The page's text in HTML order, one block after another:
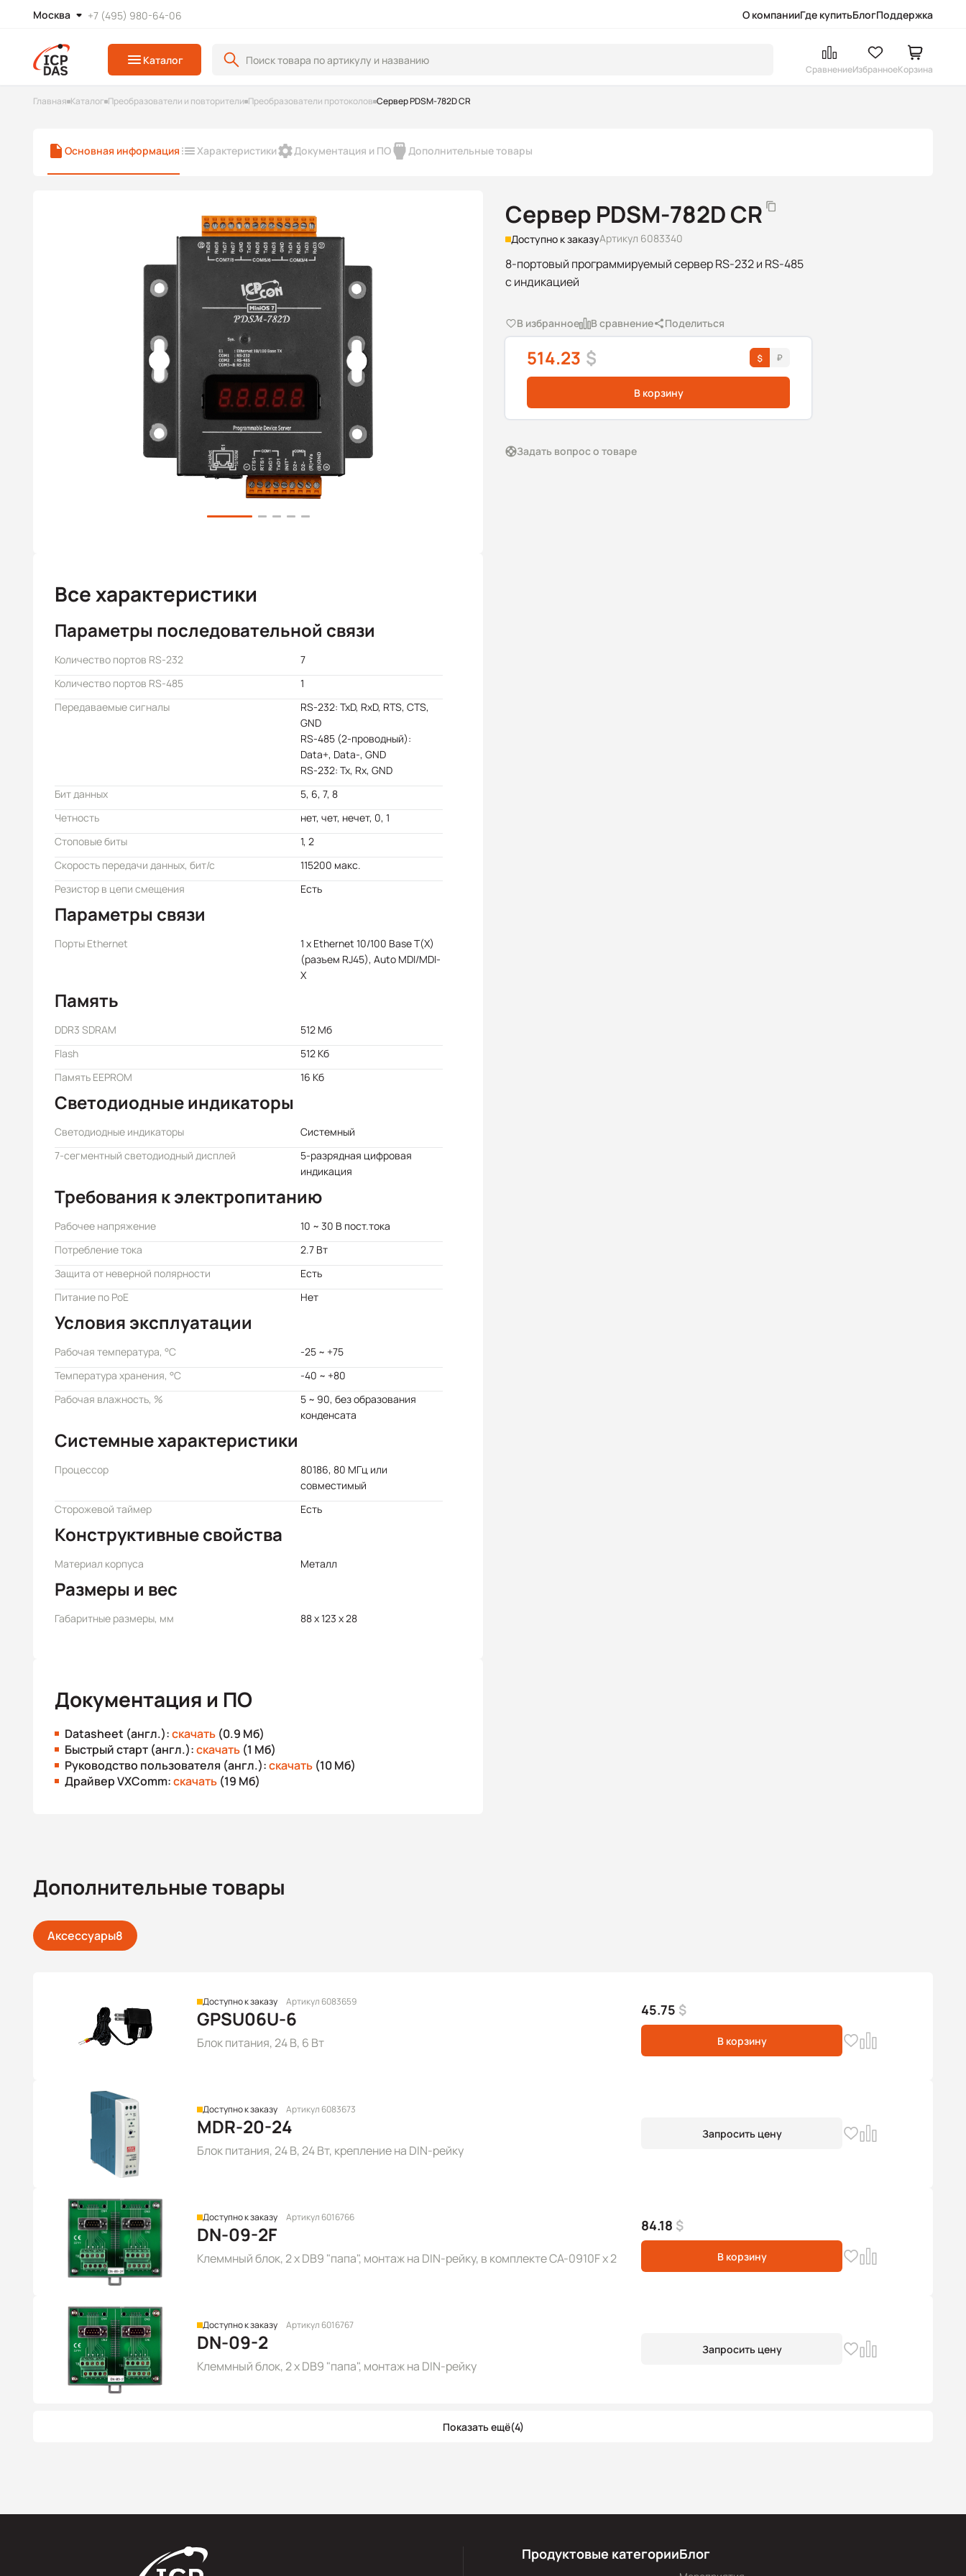
Москва +7 (495) 980-64-06 О компанииГде купитьБлогПоддержка
Каталог
СравнениеИзбранноеКорзина
Главная Каталог Преобразователи и повторители Преобразователи протоколов Сервер PDSM-782D CR
Основная информация Характеристики Документация и ПО Дополнительные товары
Сервер PDSM-782D CR
Доступно к заказуАртикул 6083340
8-портовый программируемый сервер RS-232 и RS-485
с индикацией
В избранное В сравнение Поделиться
514.23 $
В корзину
Задать вопрос о товаре
Все характеристики
Параметры последовательной связи
Количество портов RS-232
7
Количество портов RS-485
1
Передаваемые сигналы
RS-232: TxD, RxD, RTS, CTS,
GND
RS-485 (2-проводный):
Data+, Data-, GND
RS-232: Tx, Rx, GND
Бит данных
5, 6, 7, 8
Четность
нет, чет, нечет, 0, 1
Стоповые биты
1, 2
Скорость передачи данных, бит/с
115200 макс.
Резистор в цепи смещения
Есть
Параметры связи
Порты Ethernet
1 x Ethernet 10/100 Base T(X)
(разъем RJ45), Auto MDI/MDI-
X
Память
DDR3 SDRAM
512 Мб
Flash
512 Кб
Память EEPROM
16 Кб
Светодиодные индикаторы
Светодиодные индикаторы
Системный
7-сегментный светодиодный дисплей
5-разрядная цифровая
индикация
Требования к электропитанию
Рабочее напряжение
10 ~ 30 В пост.тока
Потребление тока
2.7 Вт
Защита от неверной полярности
Есть
Питание по PoE
Нет
Условия эксплуатации
Рабочая температура, °C
-25 ~ +75
Температура хранения, °C
-40 ~ +80
Рабочая влажность, %
5 ~ 90, без образования
конденсата
Системные характеристики
Процессор
80186, 80 МГц или
совместимый
Сторожевой таймер
Есть
Конструктивные свойства
Материал корпуса Металл
Размеры и вес
Габаритные размеры, мм 88 x 123 x 28
Документация и ПО
Datasheet (англ.):скачать (0.9 Мб)
Быстрый старт (англ.):скачать (1 Мб)
Руководство пользователя (англ.):скачать (10 Мб)
Драйвер VXComm:скачать (19 Мб)
Дополнительные товары
Аксессуары8
Доступно к заказу Артикул 6083659
GPSU06U-6
Блок питания, 24 В, 6 Вт
45.75 $
В корзину
Доступно к заказу Артикул 6083673
MDR-20-24
Блок питания, 24 В, 24 Вт, крепление на DIN-рейку
Запросить цену
Доступно к заказу Артикул 6016766
DN-09-2F
Клеммный блок, 2 x DB9 "папа", монтаж на DIN-рейку, в комплекте CA-0910F x 2
84.18 $
В корзину
Доступно к заказу Артикул 6016767
DN-09-2
Клеммный блок, 2 x DB9 "папа", монтаж на DIN-рейку
Запросить цену
Показать ещё(4)
Продуктовые категорииБлог